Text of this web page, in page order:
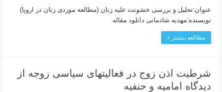
عنوان:تحلیل و بررسی خشونت علیه زنان (مطالعه موردی زنان در اروپا)
نویسنده:مهدیه شادمانی دانلود مقاله
مطالعه بیشتر »
شرطیت اذن زوج در فعالیتهای سیاسی زوجه از
دیدگاه امامیه و حنفیه